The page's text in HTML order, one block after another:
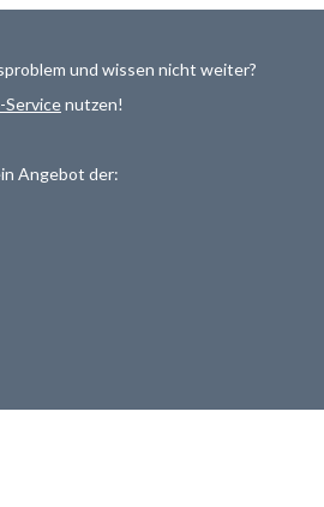
und wissen nicht weiter?
nutzen!
Angebot der: